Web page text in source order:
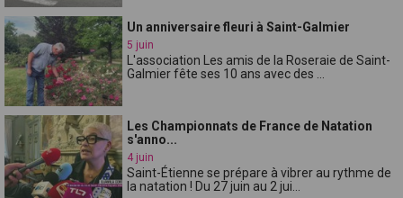
Un anniversaire fleuri à Saint-Galmier
5 juin
L'association Les amis de la Roseraie de Saint-
Galmier fête ses 10 ans avec des ...
Les Championnats de France de Natation
s'anno...
4 juin
Saint-Étienne se prépare à vibrer au rythme de
la natation ! Du 27 juin au 2 jui...